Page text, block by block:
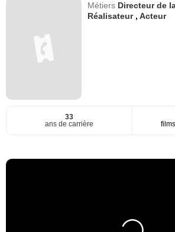
Métiers Directeur de
Réalisateur ,Acteur
33
ans de carrière